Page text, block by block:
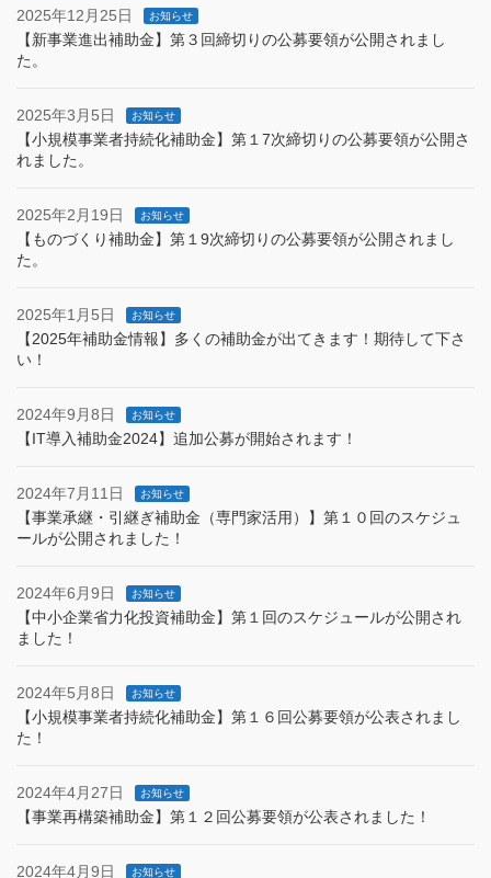
2025年12月25日 お知らせ
【新事業進出補助金】第３回締切りの公募要領が公開されまし
た。
2025年3月5日 お知らせ
【小規模事業者持続化補助金】第１7次締切りの公募要領が公開さ
れました。
2025年2月19日 お知らせ
【ものづくり補助金】第１9次締切りの公募要領が公開されまし
た。
2025年1月5日 お知らせ
【2025年補助金情報】多くの補助金が出てきます！期待して下さ
い！
2024年9月8日 お知らせ
【IT導入補助金2024】追加公募が開始されます！
2024年7月11日 お知らせ
【事業承継・引継ぎ補助金（専門家活用）】第１０回のスケジュ
ールが公開されました！
2024年6月9日 お知らせ
【中小企業省力化投資補助金】第１回のスケジュールが公開され
ました！
2024年5月8日 お知らせ
【小規模事業者持続化補助金】第１６回公募要領が公表されまし
た！
2024年4月27日 お知らせ
【事業再構築補助金】第１２回公募要領が公表されました！
2024年4月9日 お知らせ